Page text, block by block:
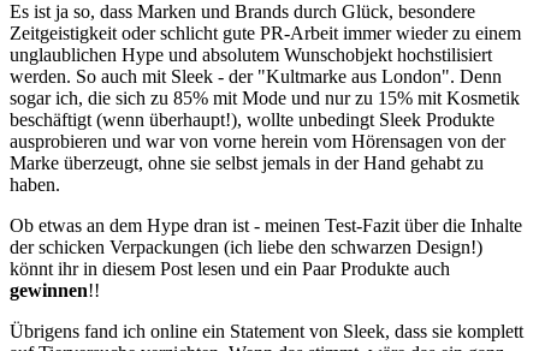
Es ist ja so, dass Marken und Brands durch Glück, besondere
Zeitgeistigkeit oder schlicht gute PR-Arbeit immer wieder zu einem
unglaublichen Hype und absolutem Wunschobjekt hochstilisiert
werden. So auch mit Sleek - der "Kultmarke aus London". Denn
sogar ich, die sich zu 85% mit Mode und nur zu 15% mit Kosmetik
beschäftigt (wenn überhaupt!), wollte unbedingt Sleek Produkte
ausprobieren und war von vorne herein vom Hörensagen von der
Marke überzeugt, ohne sie selbst jemals in der Hand gehabt zu
haben.
Ob etwas an dem Hype dran ist - meinen Test-Fazit über die Inhalte
der schicken Verpackungen (ich liebe den schwarzen Design!)
könnt ihr in diesem Post lesen und ein Paar Produkte auch
gewinnen!!
Übrigens fand ich online ein Statement von Sleek, dass sie komplett